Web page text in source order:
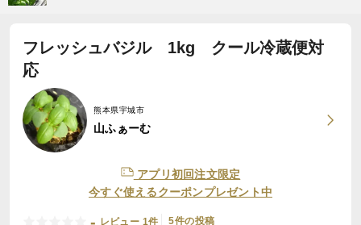
フレッシュバジル 1kg クール冷蔵便対
応
熊本県宇城市
山ふぁーむ
アプリ初回注文限定
今すぐ使えるクーポンプレゼント中
レビュー 1件 5件の投稿